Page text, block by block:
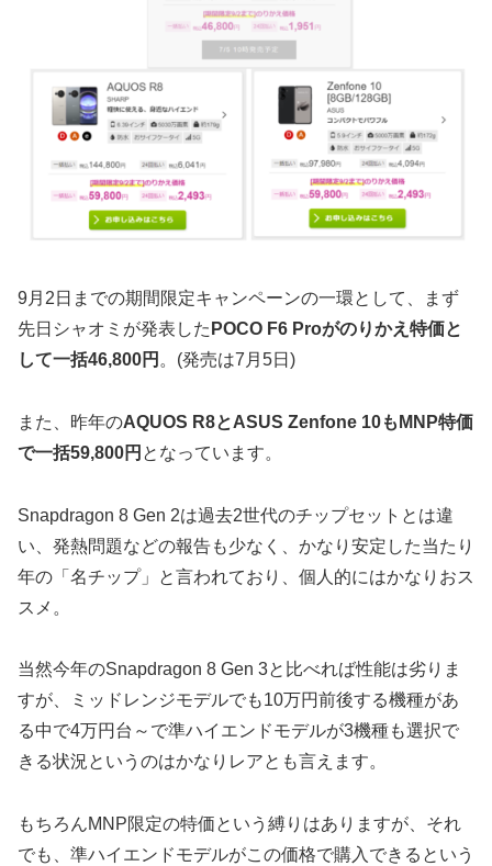
9月2日までの期間限定キャンペーンの一環として、まず
先日シャオミが発表した POCO F6 Proがのりかえ特価と
して一括46,800円 。(発売は7月5日)
また、昨年のAQUOS R8とASUS Zenfone 10もMNP特価
で一括59,800円 となっています。
Snapdragon 8 Gen 2は過去2世代のチップセットとは違
い、発熱問題などの報告も少なく、かなり安定した当たり
年の「名チップ」と言われており、個人的にはかなりおス
スメ。
当然今年のSnapdragon 8 Gen 3と比べれば性能は劣りま
すが、ミッドレンジモデルでも10万円前後する機種があ
る中で4万円台～で準ハイエンドモデルが3機種も選択で
きる状況というのはかなりレアとも言えます。
もちろんMNP限定の特価という縛りはありますが、それ
でも、準ハイエンドモデルがこの価格で購入できるという